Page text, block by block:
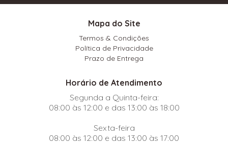
Mapa do Site
Termos & Condições
Política de Privacidade
Prazo de Entrega
Horário de Atendimento
Segunda a Quinta-feira:
08:00 às 12:00 e das 13:00 às 18:00
Sexta-feira
08:00 às 12:00 e das 13:00 às 17:00